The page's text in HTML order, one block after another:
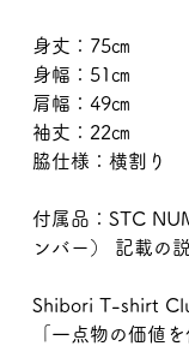
身丈：75㎝
身幅：51㎝
肩幅：49㎝
袖丈：22㎝
脇仕様：横割り
付属品：STC
ンバー） 記載の
Shibori T-shirt
「一点物の価値